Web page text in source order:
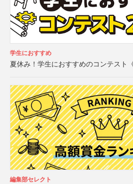
学生におすすめ
夏休み！学生におすすめのコンテスト
編集部セレクト